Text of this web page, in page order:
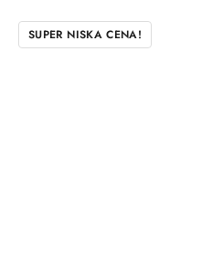
SUPER NISKA CENA!